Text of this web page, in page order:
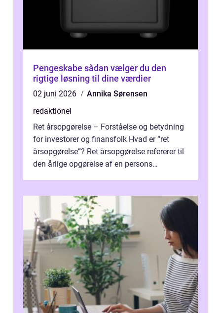
Pengeskabe sådan vælger du den
rigtige løsning til dine værdier
02 juni 2026
Annika Sørensen
redaktionel
Ret årsopgørelse – Forståelse og betydning
for investorer og finansfolk Hvad er “ret
årsopgørelse”? Ret årsopgørelse refererer til
den årlige opgørelse af en persons